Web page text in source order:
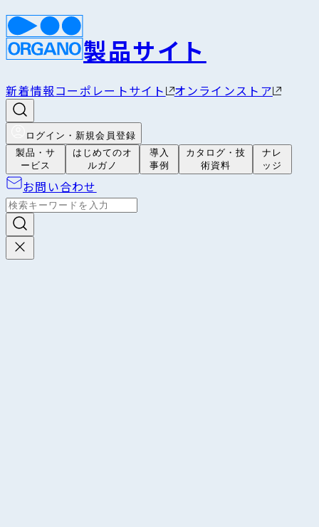
製品サイト
新着情報コーポレートサイト オンラインストア
ログイン・新規会員登録
製品・サ
ービス
はじめてのオ
ルガノ
導入
事例
カタログ・技
術資料
ナレ
ッジ
お問い合わせ